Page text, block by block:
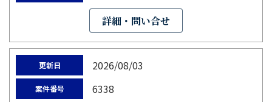
詳細・問い合せ
更新日 2026/08/03
案件番号 6338